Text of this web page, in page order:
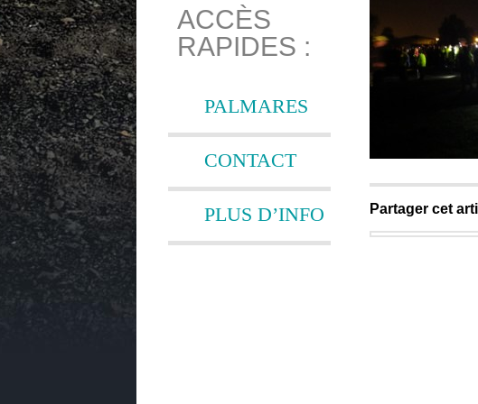
ACCÈS
RAPIDES :
PALMARES
CONTACT
PLUS D’INFO Partager cet